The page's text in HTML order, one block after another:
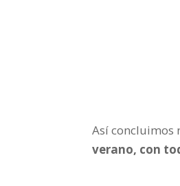
Así concluimos
verano, con